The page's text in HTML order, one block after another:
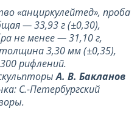
«анциркулейтед», проба
— 33,93 г (±0,30),
не менее — 31,10 г,
3,30 мм (±0,35),
рифлений.
А. В. Бакланов
С.-Петербургский